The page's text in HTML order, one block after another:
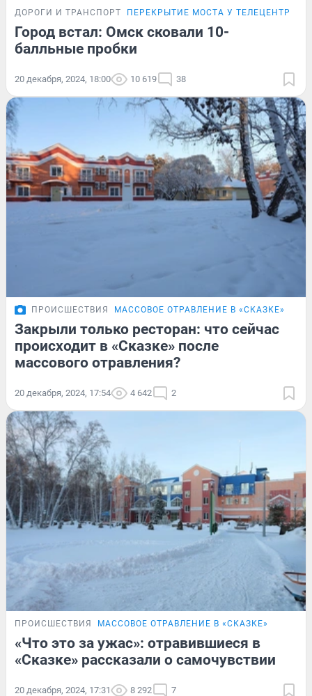
ДОРОГИ И ТРАНСПОРТ ПЕРЕКРЫТИЕ МОСТА У ТЕЛЕЦЕНТРА
Город встал: Омск сковали 10-
балльные пробки
20 декабря, 2024, 18:00 10 619 38
ПРОИСШЕСТВИЯ МАССОВОЕ ОТРАВЛЕНИЕ В «СКАЗКЕ»
Закрыли только ресторан: что сейчас
происходит в «Сказке» после
массового отравления?
20 декабря, 2024, 17:54 4 642 2
ПРОИСШЕСТВИЯ МАССОВОЕ ОТРАВЛЕНИЕ В «СКАЗКЕ»
«Что это за ужас»: отравившиеся в
«Сказке» рассказали о самочувствии
20 декабря, 2024, 17:31 8 292 7